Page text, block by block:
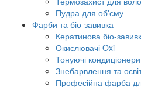
Пудра для об'єму
Фарби та біо-завивка
Кератинова біо-
Окислювачі Oxi
Тонуючі
Знебарвлення та
Професійна фарба